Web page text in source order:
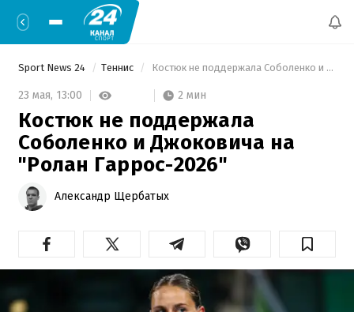
Sport News 24 Теннис Костюк не поддержала Соболенко и Джоковича на "Ролан Гаррос-2026"
23 мая, 13:00 2 мин
Костюк не поддержала
Соболенко и Джоковича на
"Ролан Гаррос-2026"
Александр Щербатых